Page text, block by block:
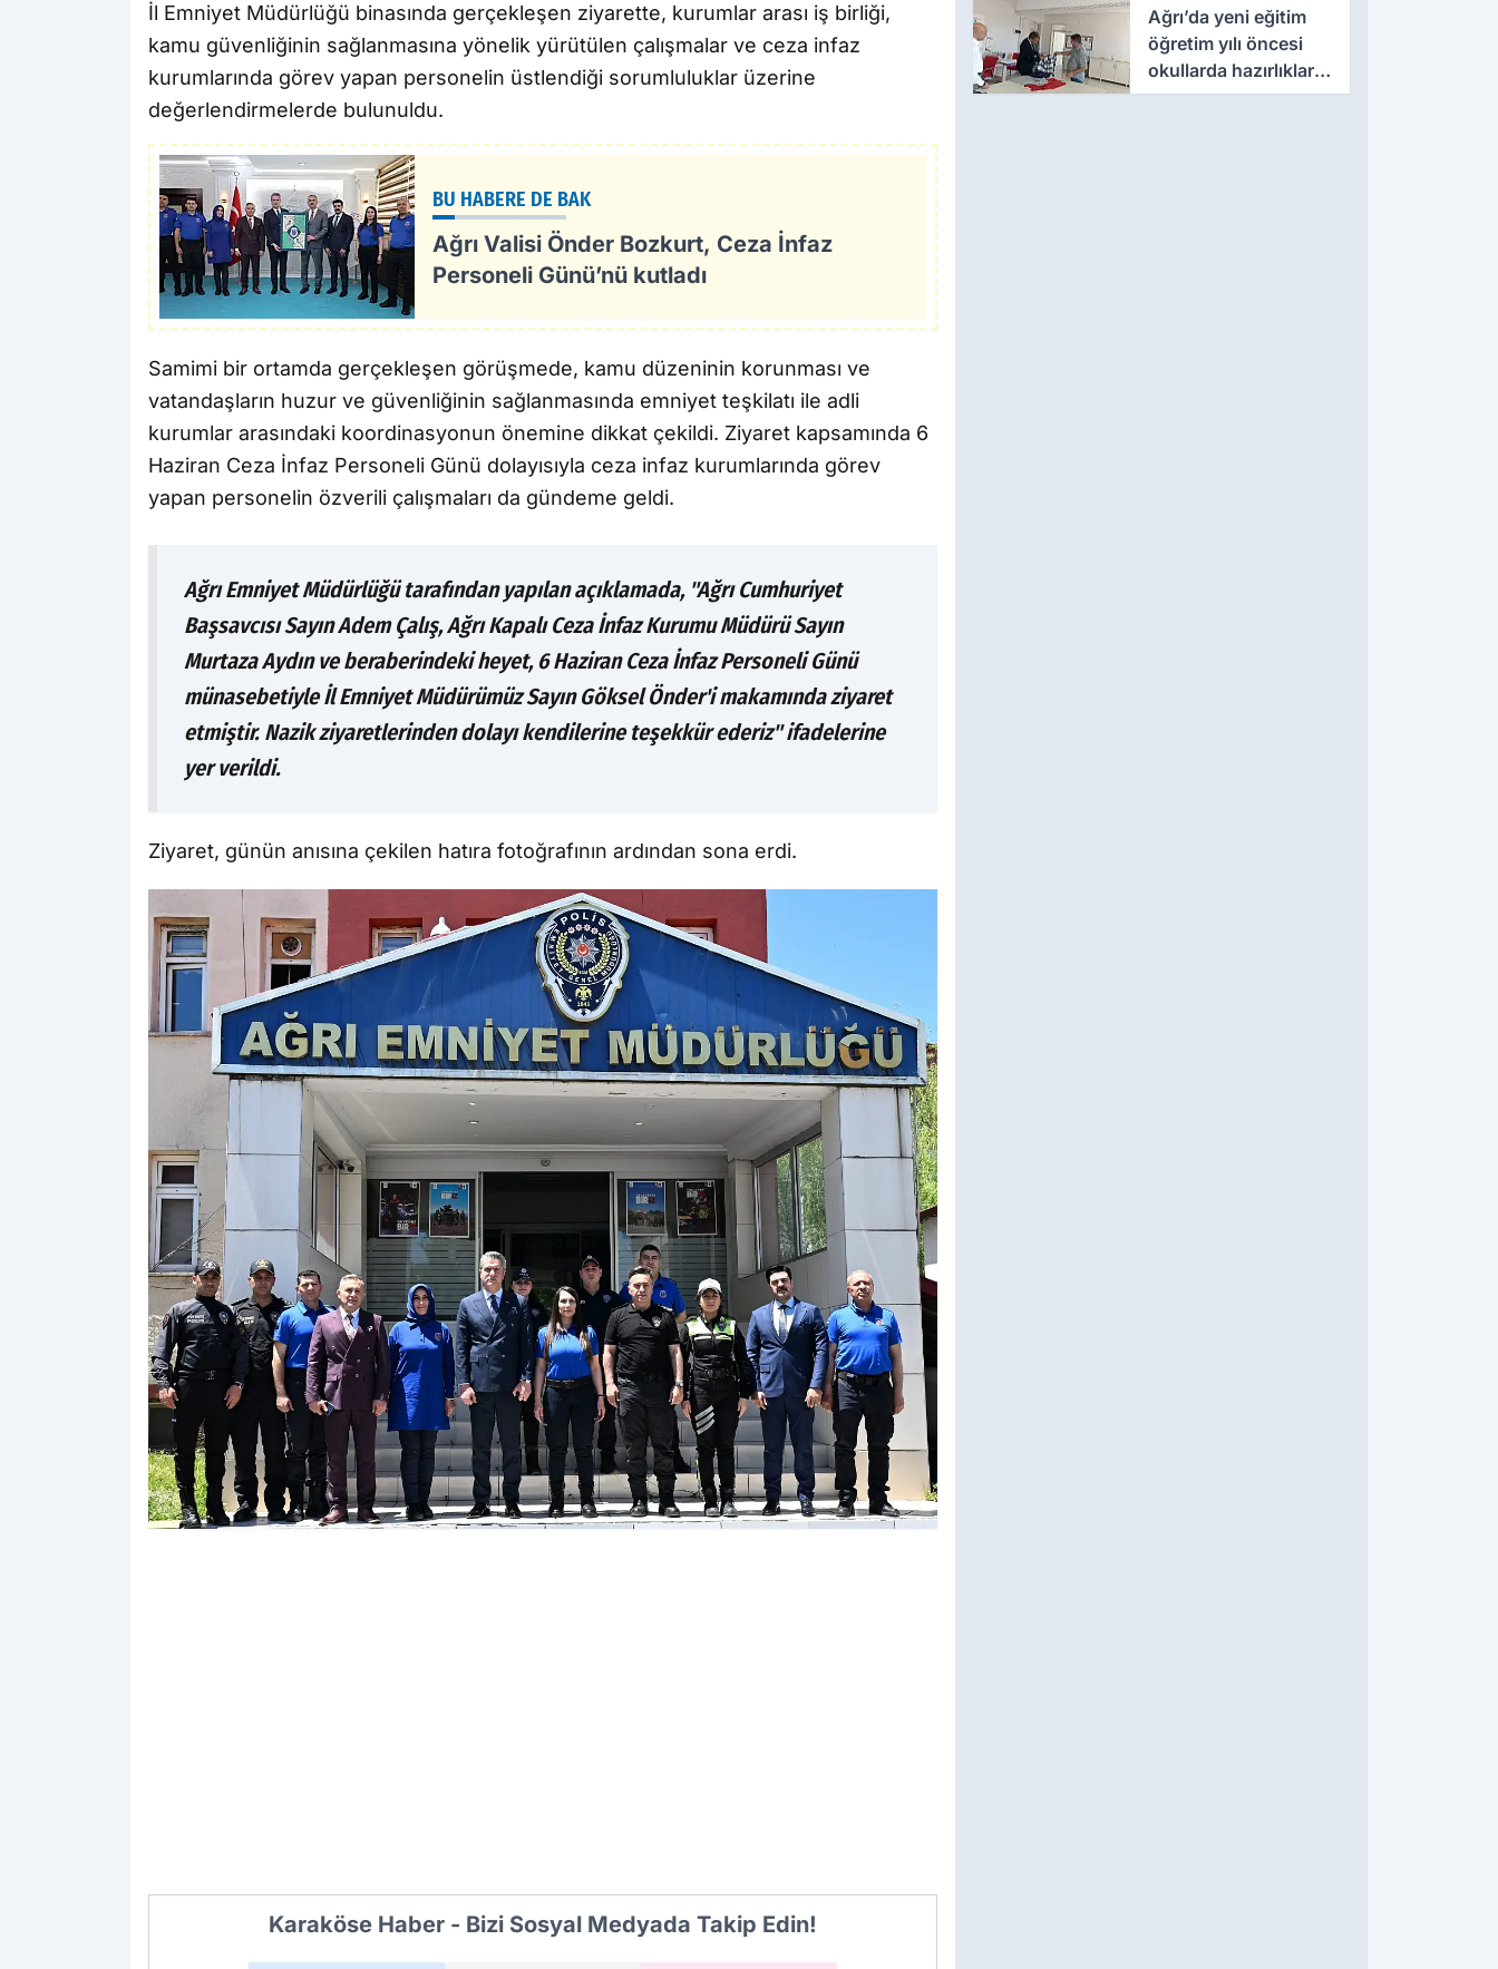
İl Emniyet Müdürlüğü binasında gerçekleşen ziyarette, kurumlar arası iş birliği,
kamu güvenliğinin sağlanmasına yönelik yürütülen çalışmalar ve ceza infaz
kurumlarında görev yapan personelin üstlendiği sorumluluklar üzerine
değerlendirmelerde bulunuldu.
BU HABERE DE BAK
Ağrı Valisi Önder Bozkurt, Ceza İnfaz
Personeli Günü’nü kutladı
Samimi bir ortamda gerçekleşen görüşmede, kamu düzeninin korunması ve
vatandaşların huzur ve güvenliğinin sağlanmasında emniyet teşkilatı ile adli
kurumlar arasındaki koordinasyonun önemine dikkat çekildi. Ziyaret kapsamında 6
Haziran Ceza İnfaz Personeli Günü dolayısıyla ceza infaz kurumlarında görev
yapan personelin özverili çalışmaları da gündeme geldi.
Ağrı Emniyet Müdürlüğü tarafından yapılan açıklamada, "Ağrı Cumhuriyet
Başsavcısı Sayın Adem Çalış, Ağrı Kapalı Ceza İnfaz Kurumu Müdürü Sayın
Murtaza Aydın ve beraberindeki heyet, 6 Haziran Ceza İnfaz Personeli Günü
münasebetiyle İl Emniyet Müdürümüz Sayın Göksel Önder'i makamında ziyaret
etmiştir. Nazik ziyaretlerinden dolayı kendilerine teşekkür ederiz" ifadelerine
yer verildi.
Ziyaret, günün anısına çekilen hatıra fotoğrafının ardından sona erdi.
Karaköse Haber - Bizi Sosyal Medyada Takip Edin!
Ağrı’da yeni eğitim
öğretim yılı öncesi
okullarda hazırlıklar
hızlandı